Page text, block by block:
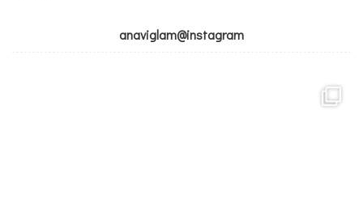
anaviglam@instagram